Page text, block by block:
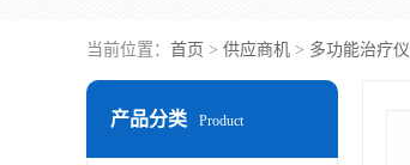
当前位置： 首页 > 供应商机 > 多功能治疗仪
产品分类 Product